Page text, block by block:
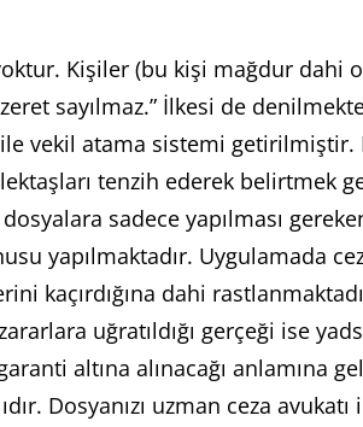
Kişiler (bu kişi mağdur dahi
sayılmaz.” İlkesi de
vekil atama sistemi getirilmiştir.
tenzih ederek belirtmek
sadece yapılması
yapılmaktadır. Uygulamada
kaçırdığına dahi
uğratıldığı gerçeği ise
altına alınacağı anlamına
Dosyanızı uzman ceza avukatı